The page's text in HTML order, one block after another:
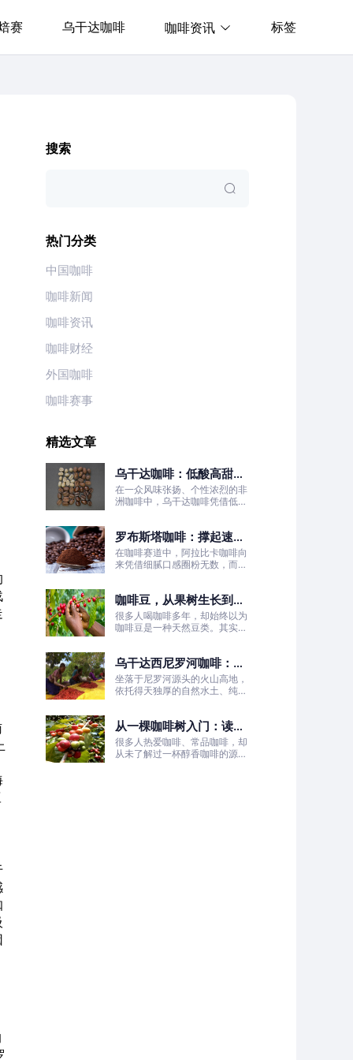
赛 乌干达咖啡 咖啡资讯 标签
搜索
热门分类
中国咖啡
咖啡新闻
咖啡资讯
咖啡财经
外国咖啡
咖啡赛事
精选文章
乌干达咖啡：低酸高甜！
被严重低估的日常治愈口
粮豆
在一众风味张扬、个性浓烈的非
洲咖啡中，乌干达咖啡凭借低酸
众对非洲咖啡“酸涩浓烈、刺激
性强”的刻板印象。
罗布斯塔咖啡：撑起速溶
咖啡半壁江山
在咖啡赛道中，阿拉比卡咖啡向
来凭借细腻口感圈粉无数，而罗
咖啡豆，从果树生长到烘
焙成型
很多人喝咖啡多年，却始终以为
咖啡豆是一种天然豆类。其实我
乌干达西尼罗河咖啡：尼
罗河源头的水洗精品风味
坐落于尼罗河源头的火山高地，
依托得天独厚的自然水土、纯净
酸、白葡萄清甜的优质咖啡豆。
从一棵咖啡树入门：读懂
咖啡的生长、照料与采收
全过程
很多人热爱咖啡、常品咖啡，却
从未了解过一杯醇香咖啡的源头